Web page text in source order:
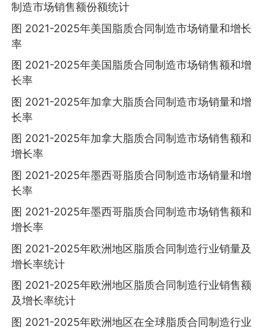
制造市场销售额份额统计
图 2021-2025年美国脂质合同制造市场销量和增长
率
图 2021-2025年美国脂质合同制造市场销售额和增
长率
图 2021-2025年加拿大脂质合同制造市场销量和增
长率
图 2021-2025年加拿大脂质合同制造市场销售额和
增长率
图 2021-2025年墨西哥脂质合同制造市场销量和增
长率
图 2021-2025年墨西哥脂质合同制造市场销售额和
增长率
图 2021-2025年欧洲地区脂质合同制造行业销量及
增长率统计
图 2021-2025年欧洲地区脂质合同制造行业销售额
及增长率统计
图 2021-2025年欧洲地区在全球脂质合同制造行业